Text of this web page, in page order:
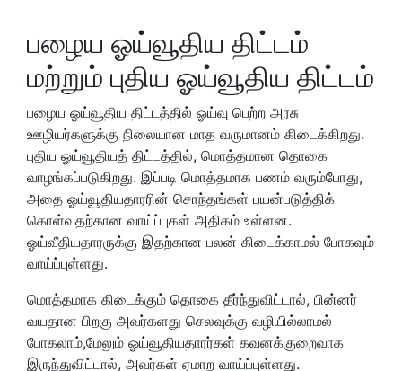
பழைய ஓய்வூதிய திட்டம்
மற்றும் புதிய ஓய்வூதிய திட்டம்
பழைய ஓய்வூதிய திட்டத்தில் ஓய்வு பெற்ற அரசு
ஊழியர்களுக்கு நிலையான மாத வருமானம் கிடைக்கிறது.
புதிய ஓய்வூதியத் திட்டத்தில், மொத்தமான தொகை
வாழங்கப்படுகிறது. இப்படி மொத்தமாக பணம் வரும்போது,
அதை ஓய்வூதியதாரரின் சொந்தங்கள் பயன்படுத்திக்
கொள்வதற்கான வாய்ப்புகள் அதிகம் உள்ளன.
ஓய்வீதியதாரருக்கு இதற்கான பலன் கிடைக்காமல் போகவும்
வாய்ப்புள்ளது.
மொத்தமாக கிடைக்கும் தொகை தீர்ந்துவிட்டால், பின்னர்
வயதான பிறகு அவர்களது செலவுக்கு வழியில்லாமல்
போகலாம்,மேலும் ஓய்வூதியதாரர்கள் கவனக்குறைவாக
இருந்துவிட்டால், அவர்கள் ஏமாற வாய்ப்புள்ளது.